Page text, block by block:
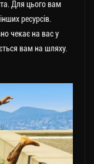
Для цього вам
ресурсів.
чекає на вас у
вам на шляху.